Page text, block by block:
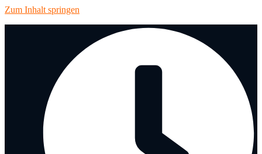
Zum Inhalt springen